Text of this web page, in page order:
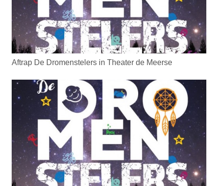
Aftrap De Dromenstelers in Theater de Meerse